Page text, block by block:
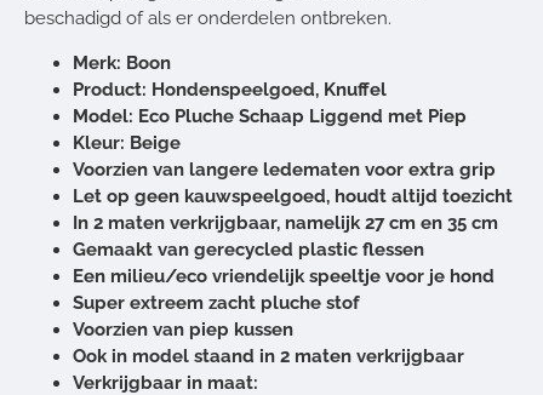
beschadigd of als er onderdelen ontbreken.
Merk: Boon
Product: Hondenspeelgoed, Knuffel
Model: Eco Pluche Schaap Liggend met Piep
Kleur: Beige
Voorzien van langere ledematen voor extra grip
Let op geen kauwspeelgoed, houdt altijd toezicht
In 2 maten verkrijgbaar, namelijk 27 cm en 35 cm
Gemaakt van gerecycled plastic flessen
Een milieu/eco vriendelijk speeltje voor je hond
Super extreem zacht pluche stof
Voorzien van piep kussen
Ook in model staand in 2 maten verkrijgbaar
Verkrijgbaar in maat: